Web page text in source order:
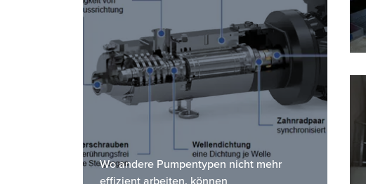
Wo andere Pumpentypen nicht mehr
effizient arbeiten, können